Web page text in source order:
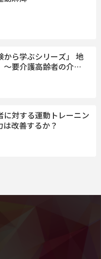
から学ぶシリーズ」 地
要介護高齢者の介…
に対する運動トレーニン
は改善するか？